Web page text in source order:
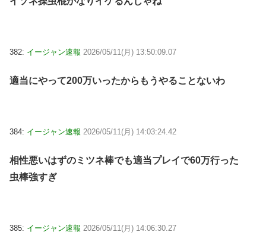
382: イージャン速報 2026/05/11(月) 13:50:09.07
適当にやって200万いったからもうやることないわ
384: イージャン速報 2026/05/11(月) 14:03:24.42
相性悪いはずのミツネ棒でも適当プレイで60万行った
虫棒強すぎ
385: イージャン速報 2026/05/11(月) 14:06:30.27